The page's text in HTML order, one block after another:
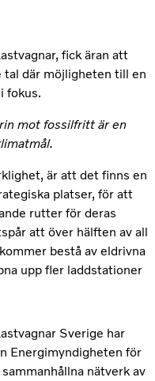
fick äran att
där möjligheten till en
fokus.
mot fossilfritt är en
är att det finns en
platser, för att
rutter för deras
att över hälften av all
bestå av eldrivna
upp fler laddstationer
Sverige har
Energimyndigheten för
nätverk av